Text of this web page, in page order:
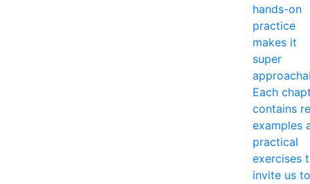
hands-on
practice
makes it
super
Each
contains
examples
practical
exercises
invite us to